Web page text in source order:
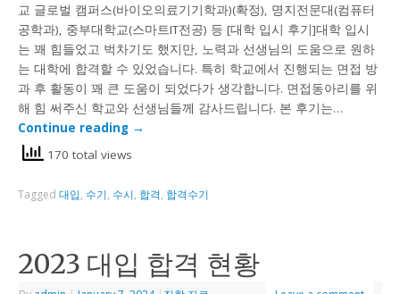
교 글로벌 캠퍼스(바이오의료기기학과)(확정), 명지전문대(컴퓨터
공학과), 중부대학교(스마트IT전공) 등 [대학 입시 후기]대학 입시
는 꽤 힘들었고 벅차기도 했지만, 노력과 선생님의 도움으로 원하
는 대학에 합격할 수 있었습니다. 특히 학교에서 진행되는 면접 방
과 후 활동이 꽤 큰 도움이 되었다가 생각합니다. 면접동아리를 위
해 힘 써주신 학교와 선생님들께 감사드립니다. 본 후기는…
Continue reading →
170 total views
Tagged대입, 수기, 수시, 합격, 합격수기
2023 대입 합격 현황